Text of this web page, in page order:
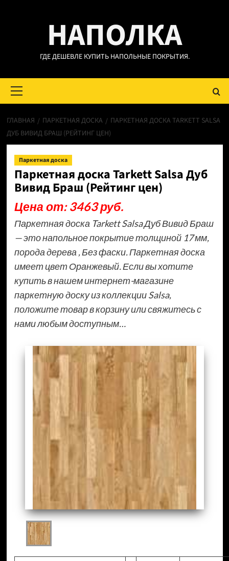
НАПОЛКА
ГДЕ ДЕШЕВЛЕ КУПИТЬ НАПОЛЬНЫЕ ПОКРЫТИЯ.
меню
ГЛАВНАЯ ПАРКЕТНАЯ ДОСКА
ПАРКЕТНАЯ ДОСКА TARKETT SALSA
ДУБ ВИВИД БРАШ (РЕЙТИНГ ЦЕН)
Паркетная доска
Паркетная доска Tarkett Salsa Дуб
Вивид Браш (Рейтинг цен)
Цена от: 3463 руб.
Паркетная доска Tarkett Salsa Дуб Вивид Браш
— это напольное покрытие толщиной 17 мм,
порода дерева , Без фаски. Паркетная доска
имеет цвет Оранжевый. Если вы хотите
купить в нашем интернет-магазине
паркетную доску из коллекции Salsa,
положите товар в корзину или свяжитесь с
нами любым доступным…